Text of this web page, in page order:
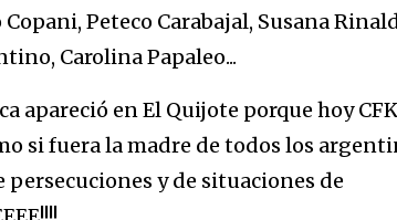
Peteco Carabajal, Susana
Carolina Papaleo...
apareció en El Quijote porque hoy CFK
si fuera la madre de todos los
persecuciones y de situaciones de